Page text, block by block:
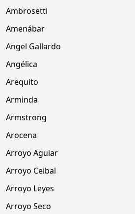
Ambrosetti
Amenábar
Angel Gallardo
Angélica
Arequito
Arminda
Armstrong
Arocena
Arroyo Aguiar
Arroyo Ceibal
Arroyo Leyes
Arroyo Seco